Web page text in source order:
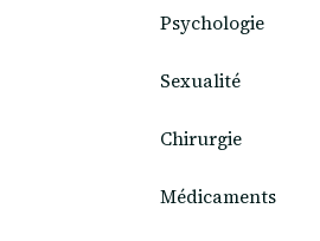
Psychologie
Sexualité
Chirurgie
Médicaments